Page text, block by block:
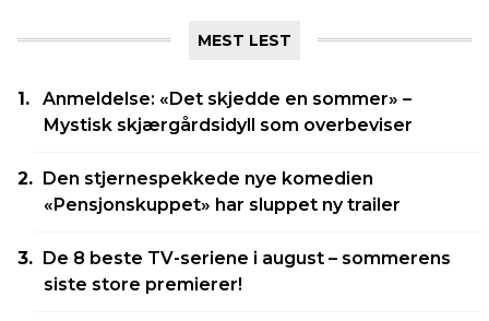
MEST LEST
Anmeldelse: «Det skjedde en sommer» –
Mystisk skjærgårdsidyll som overbeviser
Den stjernespekkede nye komedien
«Pensjonskuppet» har sluppet ny trailer
De 8 beste TV-seriene i august – sommerens
siste store premierer!